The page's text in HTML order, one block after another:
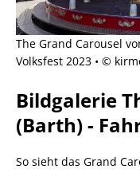
The Grand Carousel
Volksfest 2023 • ©
Bildgalerie
(Barth) -
So sieht das Grand